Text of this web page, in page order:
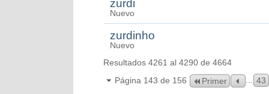
zurdi
Nuevo
zurdinho
Nuevo
Resultados 4261 al 4290 de 4664
Página 143 de 156
Primer 43